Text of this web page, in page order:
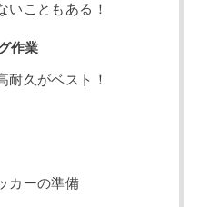
いこともある！
作業
耐久がベスト！
カーの準備